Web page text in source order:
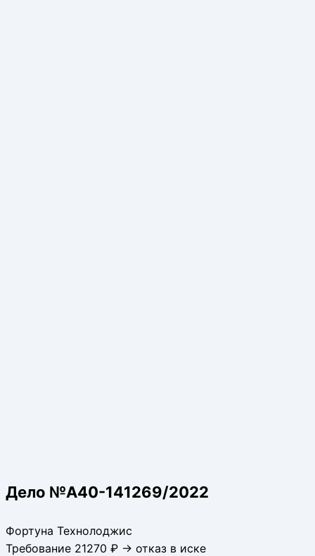
Дело №А40-141269/2022
Фортуна Технолоджис
Требование 21270 ₽ → отказ в иске